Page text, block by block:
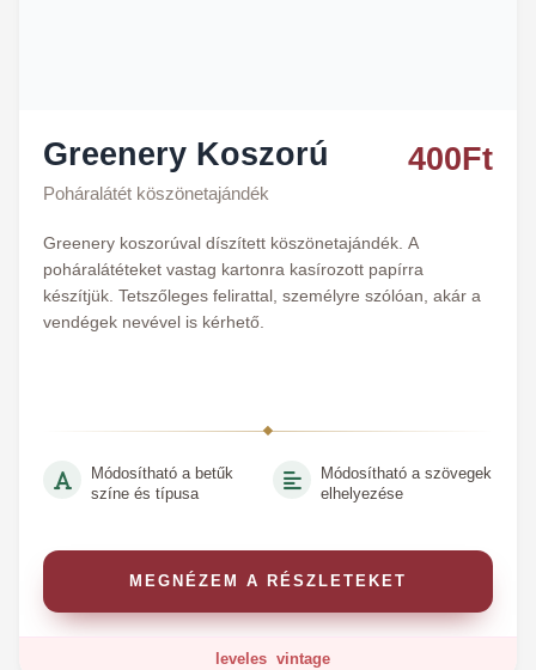
Greenery Koszorú
Poháralátét köszönetajándék
400Ft
Greenery koszorúval díszített köszönetajándék. A
poháralátéteket vastag kartonra kasírozott papírra
készítjük. Tetszőleges felirattal, személyre szólóan, akár a
vendégek nevével is kérhető.
Módosítható a betűk
színe és típusa
Módosítható a szövegek
elhelyezése
MEGNÉZEM A RÉSZLETEKET
leveles vintage